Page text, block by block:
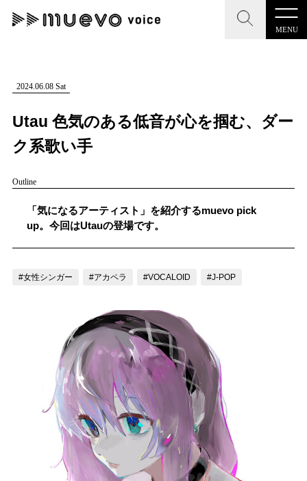
MENU
CLOSE
記事を検索する
人気ワード
#男性SSW #ポップス #女性SSW
CLOSE
"読者の声を形にする”音楽特化メディア
MENU
記事一覧
記事リクエスト
muevoクラウドファンディング
muevoコミュニティ
2024.06.08 Sat
Utau 色気のある低音が心を掴む、ダー
ク系歌い手
Outline
「気になるアーティスト」を紹介するmuevo pick
up。今回はUtauの登場です。
#女性シンガー #アカペラ #VOCALOID #J-POP